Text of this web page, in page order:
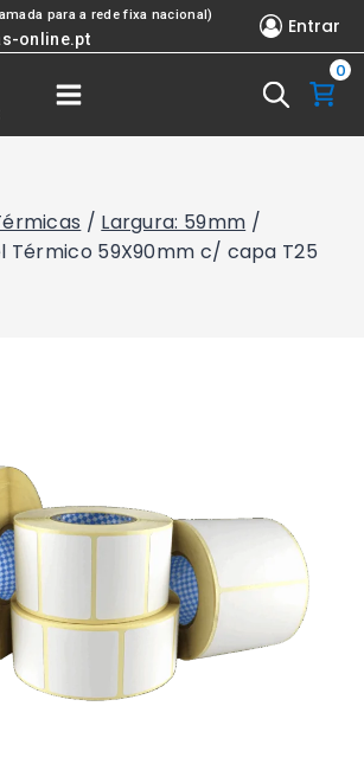
para a rede fixa nacional)
online.pt
Entrar
0
/ Largura: 59mm /
Térmico 59X90mm c/ capa T25